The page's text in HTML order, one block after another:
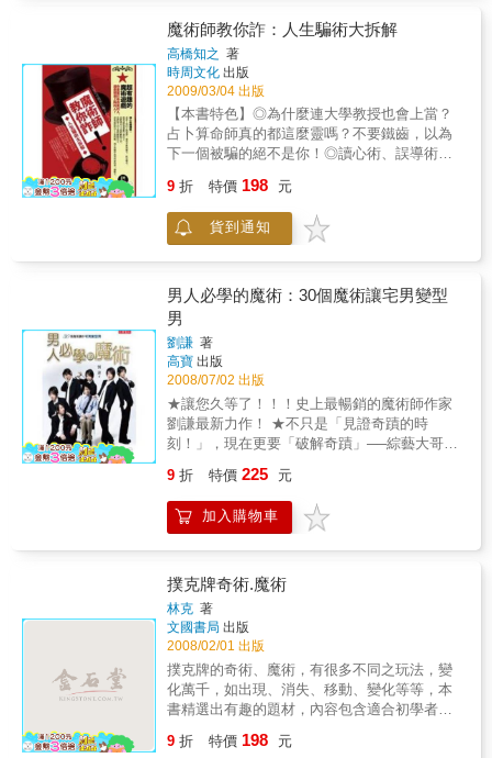
魔術師教你詐：人生騙術大拆解
高橋知之 著
時周文化 出版
2009/03/04 出版
【本書特色】◎為什麼連大學教授也會上當？
占卜算命師真的都這麼靈嗎？不要鐵齒，以為
下一個被騙的絕不是你！◎讀心術、誤導術、
的原理，你也可以變聰明！◎超有趣的魔術遊
戲：讓你自我測驗，看看自己是屬於有自覺的
人，還是容易上鉤的人？◎京極夏?的《姑獲
道爾的《福爾摩斯探案全集》……這些著名的
作品中，隱藏了哪些跟騙術有關的訊息？ 日本
近距離魔術大師撥開障眼迷霧、破解神奇讀心
術，不管是揭曉魔術師的遊戲公式、拆穿詐騙
集團的慣用手法，或者透視神秘宗教的超能力
體驗，這本書都能提供最誠懇直接的解答只知
道相信的人，連自己相信的是什麼都不知道。
──法國哲學家阿蘭（《宗教論》）“如果掌管國
家大事的政治人物是完全不會說謊的呆板老實
人、絲毫不懂騙人的技巧，那麼這個國家遲早
或曾被老鼠會強迫推銷；更恐怖的是，包括宗
教騙局、超能力等神秘事件，我們的周遭充斥
著令人眼花撩亂的騙局。客觀分析起來，可以
條件齊全，你真的很容易被騙！日本近距離魔
術大師Yuki Tomo以變魔術的巧妙手法為例，簡
要明白地解說了操弄人類心理的騙術機制。最
後，身為魔術師，作者也向讀者施展了一項終
極魔術，打開書，自己做做實驗，你就能知道
所謂「超能力讀心術」有多神奇！
9 折 特價 198 元
貨到通知
男人必學的魔術：30個魔術讓宅男變型
男
劉謙 著
高寶 出版
2008/07/02 出版
★讓您久等了！！！史上最暢銷的魔術師作家
劉謙最新力作！ ★不只是「見證奇蹟的時
刻！」，現在更要「破解奇蹟」──綜藝大哥大
張菲、洪都拉斯、黃品源、博神羅賓、李慧蘭
專文推薦！★魔術甜心黃心琳跨刀現身演出！
綜藝大哥大「大魔競」參賽者 江伯泉、許書
麼！以迷人的手法風靡無數觀眾，現在看來風
度翩翩的魔術教主劉謙，其實也有段宅男歲
月？正是因為劉謙也有如此不堪回首的歲月，
所以他為了造福無數宅宅，讓他們脫離孤單的
歲月，以改造宅男為出發點揭露了30個魔術，
將讓讀者獲益良多，學習這些有趣的手法來吸
引別人的目光！想知道每週在「綜藝大哥大」
大魔競擔任固定評審的劉謙老師如何讓人見證
奇蹟嗎？錯過這次機會將不再，千萬不可錯
9 折 特價 225 元
加入購物車
撲克牌奇術.魔術
林克 著
文國書局 出版
2008/02/01 出版
撲克牌的奇術、魔術，有很多不同之玩法，變
化萬千，如出現、消失、移動、變化等等，本
書精選出有趣的題材，內容包含適合初學者，
能精通其要訣，便可充分享受其樂趣。
9 折 特價 198 元